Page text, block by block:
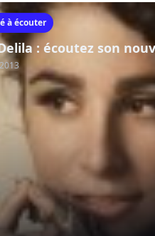
à écouter
: écoutez son